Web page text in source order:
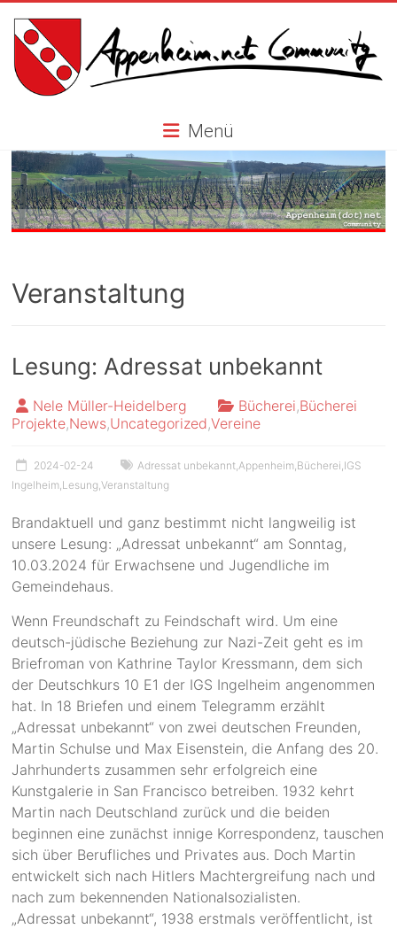
content
Appenheim.net
Community
Menü
Veranstaltung
Lesung: Adressat unbekannt
Nele Müller-Heidelberg Bücherei,Bücherei
Projekte,News,Uncategorized,Vereine
2024-02-24 Adressat unbekannt Appenheim Bücherei IGS
Ingelheim Lesung ,Veranstaltung
Brandaktuell und ganz bestimmt nicht langweilig ist
unsere Lesung: „Adressat unbekannt“ am Sonntag,
10.03.2024 für Erwachsene und Jugendliche im
Gemeindehaus.
Wenn Freundschaft zu Feindschaft wird. Um eine
deutsch-jüdische Beziehung zur Nazi-Zeit geht es im
Briefroman von Kathrine Taylor Kressmann, dem sich
der Deutschkurs 10 E1 der IGS Ingelheim angenommen
hat. In 18 Briefen und einem Telegramm erzählt
„Adressat unbekannt“ von zwei deutschen Freunden,
Martin Schulse und Max Eisenstein, die Anfang des 20.
Jahrhunderts zusammen sehr erfolgreich eine
Kunstgalerie in San Francisco betreiben. 1932 kehrt
Martin nach Deutschland zurück und die beiden
beginnen eine zunächst innige Korrespondenz, tauschen
sich über Berufliches und Privates aus. Doch Martin
entwickelt sich nach Hitlers Machtergreifung nach und
nach zum bekennenden Nationalsozialisten.
„Adressat unbekannt“, 1938 erstmals veröffentlicht, ist